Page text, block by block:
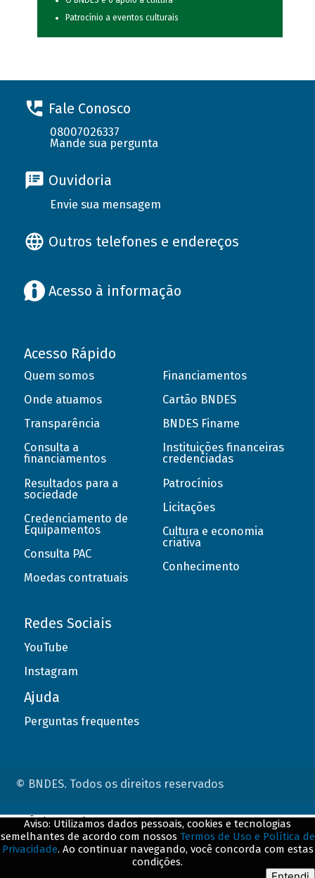
Patrocínio a eventos culturais
Fale Conosco
08007026337
Mande sua pergunta
Ouvidoria
Envie sua mensagem
Outros telefones e endereços
Acesso à informação
Acesso Rápido
Quem somos
Onde atuamos
Transparência
Consulta a
financiamentos
Resultados para a
sociedade
Credenciamento de
Equipamentos
Consulta PAC
Moedas contratuais
Financiamentos
Cartão BNDES
BNDES Finame
Instituições financeiras
credenciadas
Patrocínios
Licitações
Cultura e economia
criativa
Conhecimento
Redes Sociais
YouTube
Instagram
Ajuda
Perguntas frequentes
© BNDES. Todos os direitos reservados
Aviso: Utilizamos dados pessoais, cookies e tecnologias
semelhantes de acordo com nossos Termos de Uso e Política de
Privacidade. Ao continuar navegando, você concorda com estas
condições.
ConteÃºdo complementar
${title}${badge}